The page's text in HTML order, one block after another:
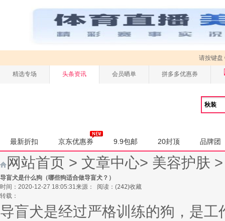
请按键盘
精选专场 头条资讯 会员晒单 拼多多优惠券
最新折扣 京东优惠券 9.9包邮 20封顶 品牌团
网站首页 > 文章中心> 美容护肤
导盲犬是什么狗（哪些狗适合做导盲犬？）
时间：2020-12-27 18:05:31来源： 阅读： (242)收藏
转载：
导盲犬是经过严格训练的狗，是